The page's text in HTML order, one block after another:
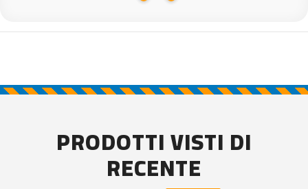
PRODOTTI VISTI DI
RECENTE